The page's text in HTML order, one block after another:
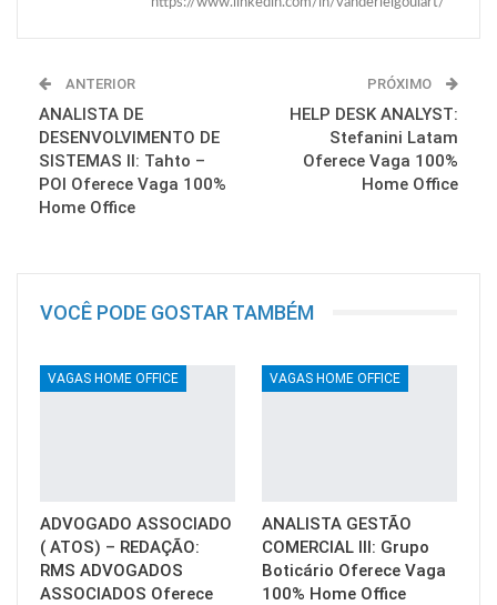
ANTERIOR
ANALISTA DE
DESENVOLVIMENTO DE
SISTEMAS II: Tahto –
POI Oferece Vaga 100%
Home Office
PRÓXIMO
HELP DESK ANALYST:
Stefanini Latam
Oferece Vaga 100%
Home Office
VOCÊ PODE GOSTAR TAMBÉM
VAGAS HOME OFFICE
ADVOGADO ASSOCIADO
( ATOS) – REDAÇÃO:
RMS ADVOGADOS
ASSOCIADOS Oferece
VAGAS HOME OFFICE
ANALISTA GESTÃO
COMERCIAL III: Grupo
Boticário Oferece Vaga
100% Home Office